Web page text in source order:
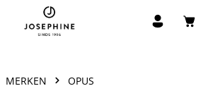
MERKEN OPUS